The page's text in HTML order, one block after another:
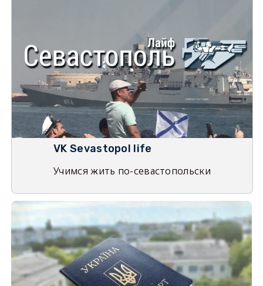
VK Sevastopol life
Учимся жить по-севастопольски